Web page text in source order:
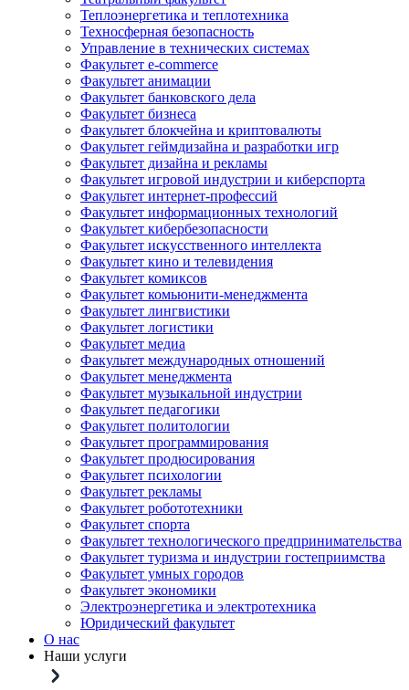
Теплоэнергетика и теплотехника
Техносферная безопасность
Управление в технических системах
Факультет e-commerce
Факультет анимации
Факультет банковского дела
Факультет бизнеса
Факультет блокчейна и криптовалюты
Факультет геймдизайна и разработки игр
Факультет дизайна и рекламы
Факультет игровой индустрии и киберспорта
Факультет интернет-профессий
Факультет информационных технологий
Факультет кибербезопасности
Факультет искусственного интеллекта
Факультет кино и телевидения
Факультет комиксов
Факультет комьюнити-менеджмента
Факультет лингвистики
Факультет логистики
Факультет медиа
Факультет международных отношений
Факультет менеджмента
Факультет музыкальной индустрии
Факультет педагогики
Факультет политологии
Факультет программирования
Факультет продюсирования
Факультет психологии
Факультет рекламы
Факультет робототехники
Факультет спорта
Факультет технологического предпринимательства
Факультет туризма и индустрии гостеприимства
Факультет умных городов
Факультет экономики
Электроэнергетика и электротехника
Юридический факультет
О нас
Наши услуги